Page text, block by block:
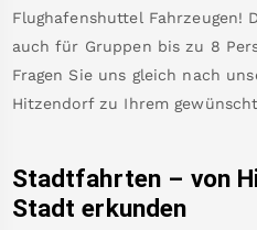
Flughafenshuttel Fahrzeugen!
auch für Gruppen bis zu 8
Fragen Sie uns gleich nach
Hitzendorf zu Ihrem
Stadtfahrten – von
Stadt erkunden